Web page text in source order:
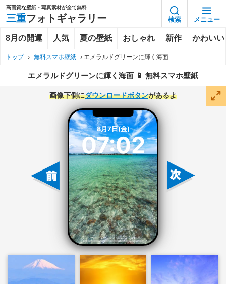
高画質な壁紙・写真素材が全て無料
三重フォトギャラリー 検索 メニュー
8月の開運 人気 夏の壁紙 おしゃれ 新作 かわいい
トップ › 無料スマホ壁紙 › エメラルドグリーンに輝く海面
エメラルドグリーンに輝く海面 📱 無料スマホ壁紙
画像下側にダウンロードボタンがあるよ
8月7日(金)
07:02